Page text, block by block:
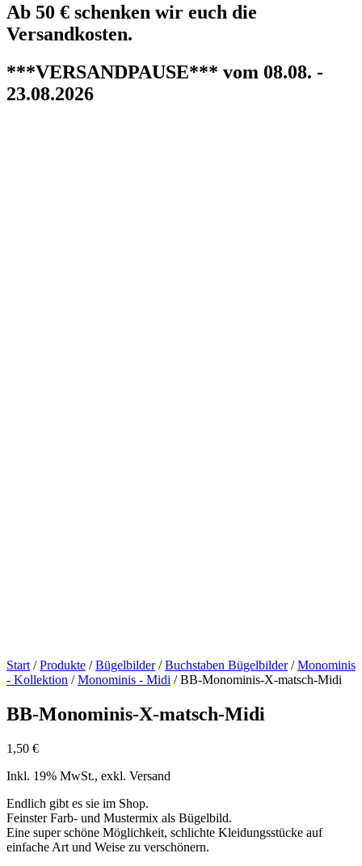
Ab 50 € schenken wir euch die
Versandkosten.
***VERSANDPAUSE*** vom 08.08. -
23.08.2026
Start /Produkte /Bügelbilder/Buchstaben Bügelbilder/Monominis
- Kollektion /Monominis - Midi / BB-Monominis-X-matsch-Midi
BB-Monominis-X-matsch-Midi
1,50 €
Inkl. 19% MwSt., exkl. Versand
Endlich gibt es sie im Shop.
Feinster Farb- und Mustermix als Bügelbild.
Eine super schöne Möglichkeit, schlichte Kleidungsstücke auf
einfache Art und Weise zu verschönern.